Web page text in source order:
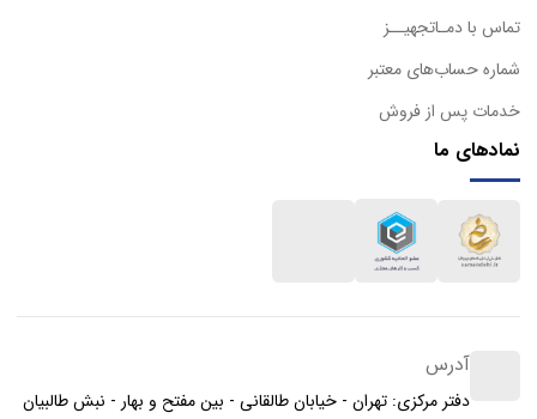
تماس با دمـاتجهیــز
شماره حساب‌های معتبر
خدمات پس از فروش
نمادهای ما
آدرس
دفتر مرکزی: تهران - خیابان طالقانی - بین مفتح و بهار - نبش طالبیان